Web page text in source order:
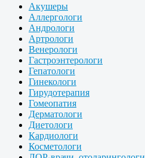
Акушеры
Аллергологи
Андрологи
Артрологи
Венерологи
Гастроэнтерологи
Гепатологи
Гинекологи
Гирудотерапия
Гомеопатия
Дерматологи
Диетологи
Кардиологи
Косметологи